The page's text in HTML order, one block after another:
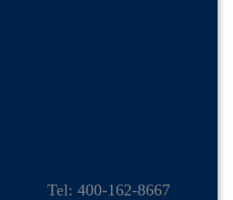
Tel: 400-162-8667